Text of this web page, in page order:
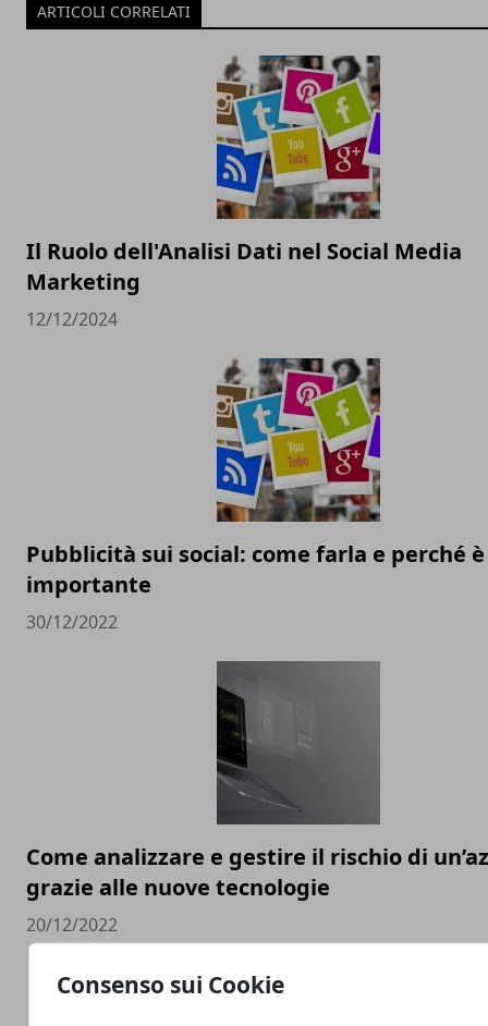
Consenso sui Cookie
ARTICOLI CORRELATI
Il Ruolo dell'Analisi Dati nel Social Media
Marketing
12/12/2024
Pubblicità sui social: come farla e perché è
importante
30/12/2022
Come analizzare e gestire il rischio di
grazie alle nuove tecnologie
20/12/2022